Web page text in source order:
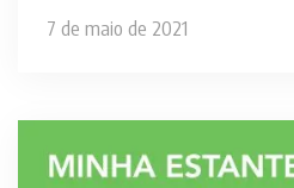
7 de maio de 2021